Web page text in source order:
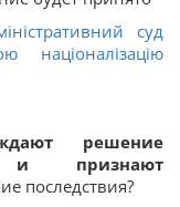
суд
націоналізацію
решение
и признают
последствия?